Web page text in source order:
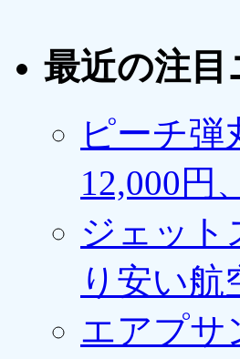
最近の注目
ピーチ弾
12,000円
ジェット
り安い
エアプサ